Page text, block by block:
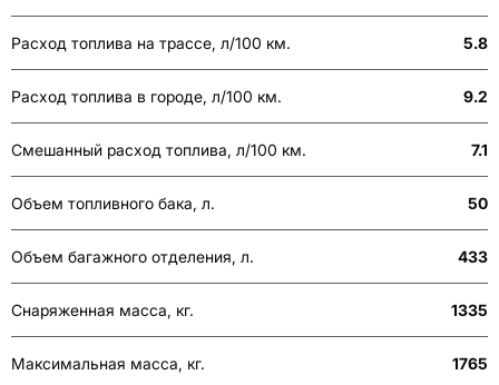
Расход топлива на трассе, л/100 км. 5.8
Расход топлива в городе, л/100 км. 9.2
Смешанный расход топлива, л/100 км. 7.1
Объем топливного бака, л. 50
Объем багажного отделения, л. 433
Снаряженная масса, кг. 1335
Максимальная масса, кг. 1765